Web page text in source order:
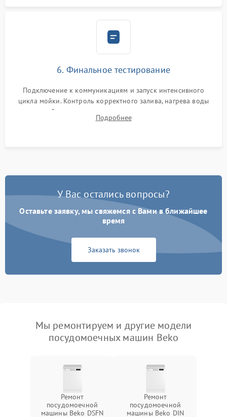
6. Финальное тестирование
Подключение к коммуникациям и запуск интенсивного
цикла мойки. Контроль корректного залива, нагрева воды
до нужной температуры, отсутствия посторонних шумов,
штатного слива и абсолютной сухости в поддоне.
Подробнее
У Вас остались вопросы?
Оставьте заявку, мы свяжемся с Вами в ближайшее
время
Заказать звонок
Мы ремонтируем и другие модели
посудомоечных машин Beko
Ремонт
посудомоечной
машины Beko DSFN
Ремонт
посудомоечной
машины Beko DIN